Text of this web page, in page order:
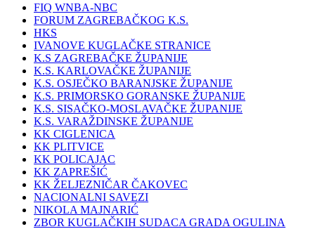
FIQ WNBA-NBC
FORUM ZAGREBAČKOG K.S.
HKS
IVANOVE KUGLAČKE STRANICE
K.S ZAGREBAČKE ŽUPANIJE
K.S. KARLOVAČKE ŽUPANIJE
K.S. OSJEČKO BARANJSKE ŽUPANIJE
K.S. PRIMORSKO GORANSKE ŽUPANIJE
K.S. SISAČKO-MOSLAVAČKE ŽUPANIJE
K.S. VARAŽDINSKE ŽUPANIJE
KK CIGLENICA
KK PLITVICE
KK POLICAJAC
KK ZAPREŠIĆ
KK ŽELJEZNIČAR ČAKOVEC
NACIONALNI SAVEZI
NIKOLA MAJNARIĆ
ZBOR KUGLAČKIH SUDACA GRADA OGULINA